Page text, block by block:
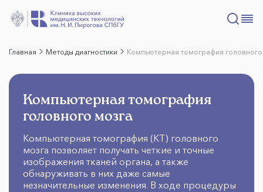
Главная Методы диагностики Компьютерная томография
Компьютерная томография
головного мозга
Компьютерная томография (КТ) головного
мозга позволяет получать четкие и точные
изображения тканей органа, а также
обнаруживать в них даже самые
незначительные изменения. В ходе процедуры